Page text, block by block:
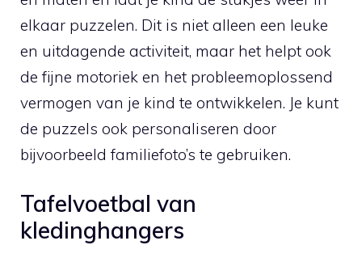
elkaar puzzelen. ⁤Dit‍ is niet alleen een ⁣leuke
en⁢ uitdagende activiteit, maar‌ het helpt ook
de fijne ⁢motoriek en het probleemoplossend
vermogen van je⁣ kind te ontwikkelen. Je kunt
de puzzels ook​ personaliseren‌ door⁣
bijvoorbeeld familiefoto’s te gebruiken.
Tafelvoetbal⁣ van
kledinghangers